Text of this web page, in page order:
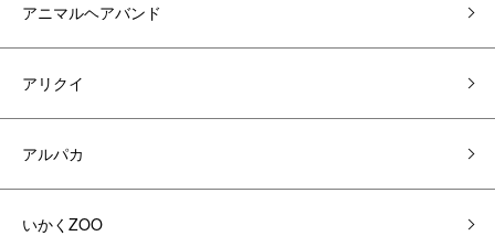
アニマルヘアバンド
アリクイ
アルパカ
いかくZOO